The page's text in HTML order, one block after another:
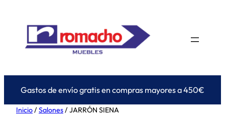
contenido
Gastos de envío gratis en compras mayores a 450€
Inicio/Salones/ JARRÓN SIENA